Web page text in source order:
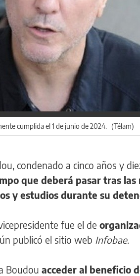
cumplida el 1 de junio de 2024. (Télam)
condenado a cinco años y
que deberá pasar tras las
y estudios durante su
fue el de
publicó el sitio web Infobae.
Boudou acceder al beneficio